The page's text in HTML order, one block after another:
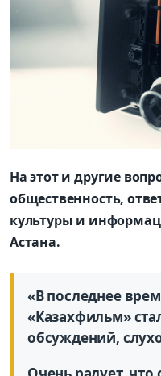
На этот и другие
общественность,
культуры и
Астана.
«В последнее
«Казахфильм»
обсуждений,